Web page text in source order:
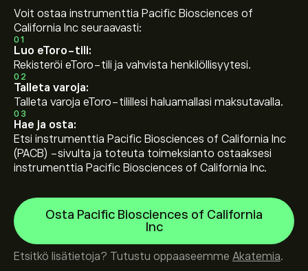
Voit ostaa instrumenttia Pacific Biosciences of
California Inc seuraavasti:
01
Luo eToro-tili:
Rekisteröi eToro-tili ja vahvista henkilöllisyytesi.
02
Talleta varoja:
Talleta varoja eToro-tilillesi haluamallasi maksutavalla.
03
Hae ja osta:
Etsi instrumenttia Pacific Biosciences of California Inc
(PACB) -sivulta ja toteuta toimeksianto ostaaksesi
instrumenttia Pacific Biosciences of California Inc.
Osta Pacific Biosciences of California
Inc
Etsitkö lisätietoja? Tutustu oppaaseemme Akatemia.